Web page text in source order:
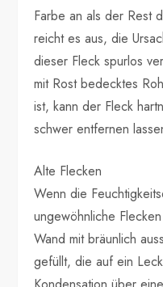
Farbe an als der Rest
reicht es aus, die
dieser Fleck spurlos
mit Rost bedecktes
ist, kann der Fleck
schwer entfernen
Alte Flecken
Wenn die
ungewöhnliche
Wand mit bräunlich
gefüllt, die auf ein